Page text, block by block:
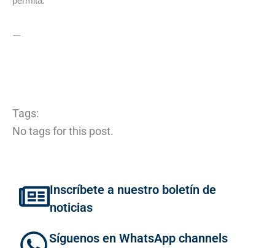
—
Tags:
No tags for this post.
Inscríbete a nuestro boletín de
noticias
Síguenos en WhatsApp channels